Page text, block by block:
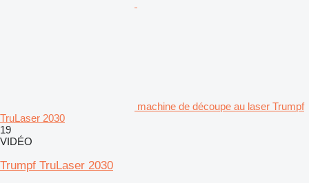
machine de découpe au laser Trumpf
TruLaser 2030
19
VIDÉO
Trumpf TruLaser 2030